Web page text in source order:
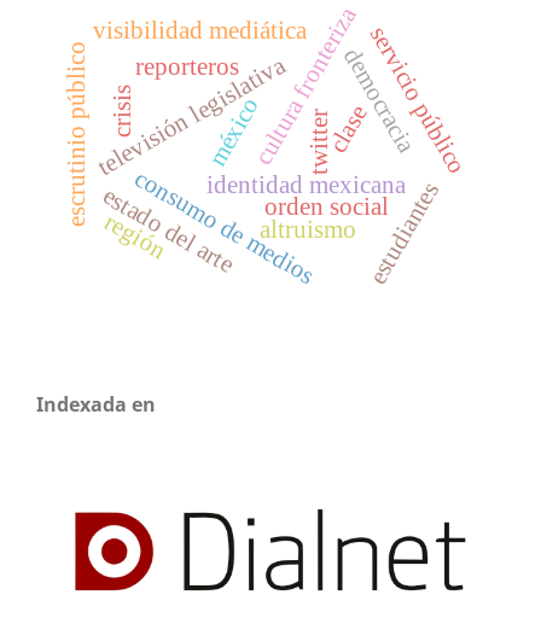
cultura fronteriza
identidad mexicana
clase
consumo de medios estudiantes
televisión legislativa democracia
servicio público
escrutinio público
visibilidad mediática
reporteros
estado del arte
méxico twitter
orden social
crisis
altruismo
región
Indexada en